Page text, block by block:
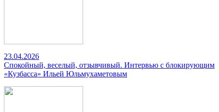
23.04.2026
Спокойный, веселый, отзывчивый. Интервью с блокирующим
«Кузбасса» Ильей Юльмухаметовым